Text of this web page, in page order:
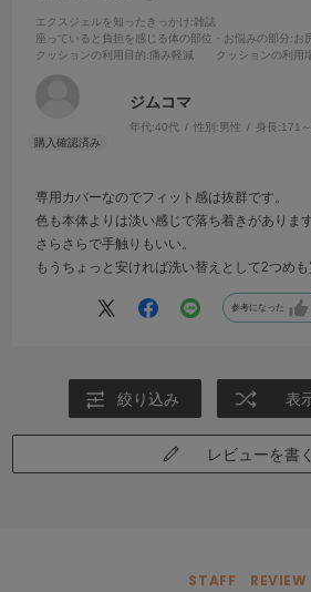
エクスジェルを知ったきっかけ :雑誌
座っていると負担を感じる体の部位・お悩みの部分:お
クッションの利用目的:痛み軽減 クッションの利用
ジムコマ
年代:40代 性別:男性 身長:171
専用カバーなのでフィット感は抜群です。
色も本体よりは淡い感じで落ち着きがあります
さらさらで手触りもいい。
もうちょっと安ければ洗い替えとして2つめも
参考になった
絞り込み 表
レビューを書く
STAFF REVIEW